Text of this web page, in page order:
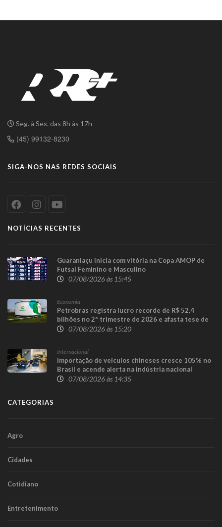
Seg. à Sex. das 8h às 17h
(45) 99132-8230
SIGA-NOS NAS REDES SOCIAIS
NOTÍCIAS RECENTES
Guaraniaçu inicia com vitória na Copa AMOP de
Futsal Feminino e Masculino
07/08/2026 às 15:45
Economia
Petrobras registra lucro recorde de R$ 52,4
bilhões no 2º trimestre de 2026 e afasta tese de
defasagem nos combustíveis
07/08/2026 às 15:20
Internacional
Importação de veículos chineses cresce 105% no
Brasil e acende alerta na indústria nacional
07/08/2026 às 14:35
CATEGORIAS
Agro
Cidades
Cotidiano
Entretenimento